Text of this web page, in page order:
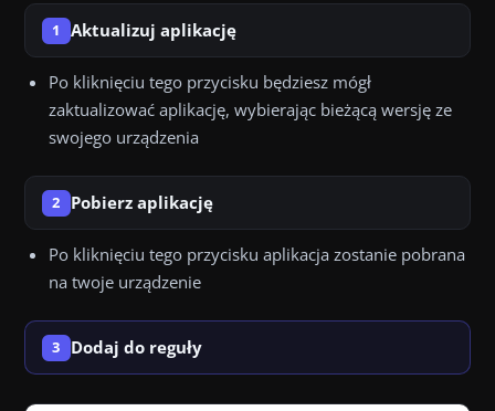
1 Aktualizuj aplikację
Po kliknięciu tego przycisku będziesz mógł
zaktualizować aplikację, wybierając bieżącą wersję ze
swojego urządzenia
2 Pobierz aplikację
Po kliknięciu tego przycisku aplikacja zostanie pobrana
na twoje urządzenie
3 Dodaj do reguły